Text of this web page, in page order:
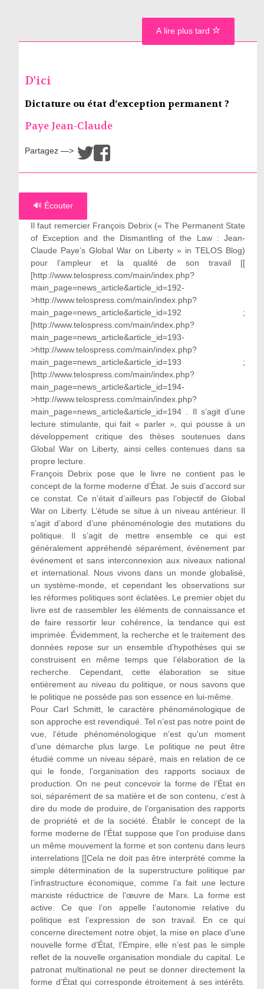
D'ici
Dictature ou état d’exception permanent ?
Paye Jean-Claude
Partagez —> /
🔊 Écouter
Il faut remercier François Debrix (« The Permanent State
of Exception and the Dismantling of the Law : Jean-
Claude Paye’s Global War on Liberty » in TELOS Blog)
pour l’ampleur et la qualité de son travail [[
[http://www.telospress.com/main/index.php?
main_page=news_article&article_id=192-
>http://www.telospress.com/main/index.php?
main_page=news_article&article_id=192 ;
[http://www.telospress.com/main/index.php?
main_page=news_article&article_id=193-
>http://www.telospress.com/main/index.php?
main_page=news_article&article_id=193 ;
[http://www.telospress.com/main/index.php?
main_page=news_article&article_id=194-
>http://www.telospress.com/main/index.php?
main_page=news_article&article_id=194 . Il s’agit d’une
lecture stimulante, qui fait « parler », qui pousse à un
développement critique des thèses soutenues dans
Global War on Liberty, ainsi celles contenues dans sa
propre lecture.
François Debrix pose que le livre ne contient pas le
concept de la forme moderne d’État. Je suis d’accord sur
ce constat. Ce n’était d’ailleurs pas l’objectif de Global
War on Liberty. L’étude se situe à un niveau antérieur. Il
s’agit d’abord d’une phénoménologie des mutations du
politique. Il s’agit de mettre ensemble ce qui est
généralement appréhendé séparément, événement par
événement et sans interconnexion aux niveaux national
et international. Nous vivons dans un monde globalisé,
un système-monde, et cependant les observations sur
les réformes politiques sont éclatées. Le premier objet du
livre est de rassembler les éléments de connaissance et
de faire ressortir leur cohérence, la tendance qui est
imprimée. Évidemment, la recherche et le traitement des
données repose sur un ensemble d’hypothèses qui se
construisent en même temps que l’élaboration de la
recherche. Cependant, cette élaboration se situe
entièrement au niveau du politique, or nous savons que
le politique ne possède pas son essence en lui-même.
Pour Carl Schmitt, le caractère phénoménologique de
son approche est revendiqué. Tel n’est pas notre point de
vue, l’étude phénoménologique n’est qu’un moment
d’une démarche plus large. Le politique ne peut être
étudié comme un niveau séparé, mais en relation de ce
qui le fonde, l’organisation des rapports sociaux de
production. On ne peut concevoir la forme de l’État en
soi, séparément de sa matière et de son contenu, c’est à
dire du mode de produire, de l’organisation des rapports
de propriété et de la société. Établir le concept de la
forme moderne de l’État suppose que l’on produise dans
un même mouvement la forme et son contenu dans leurs
interrelations [[Cela ne doit pas être interprété comme la
simple détermination de la superstructure politique par
l’infrastructure économique, comme l’a fait une lecture
marxiste réductrice de l’œuvre de Marx. La forme est
active. Ce que l’on appelle l’autonomie relative du
politique est l’expression de son travail. En ce qui
concerne directement notre objet, la mise en place d’une
nouvelle forme d’État, l’Empire, elle n’est pas le simple
reflet de la nouvelle organisation mondiale du capital. Le
patronat multinational ne peut se donner directement la
forme d’État qui corresponde étroitement à ses intérêts.
A lire plus tard